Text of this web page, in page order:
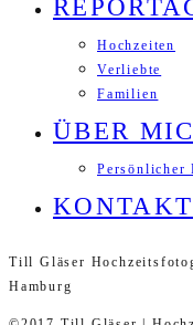
Hochzeiten
Verliebte
Familien
ÜBER
Persönlicher
KONTAKT
Till Gläser
Hamburg